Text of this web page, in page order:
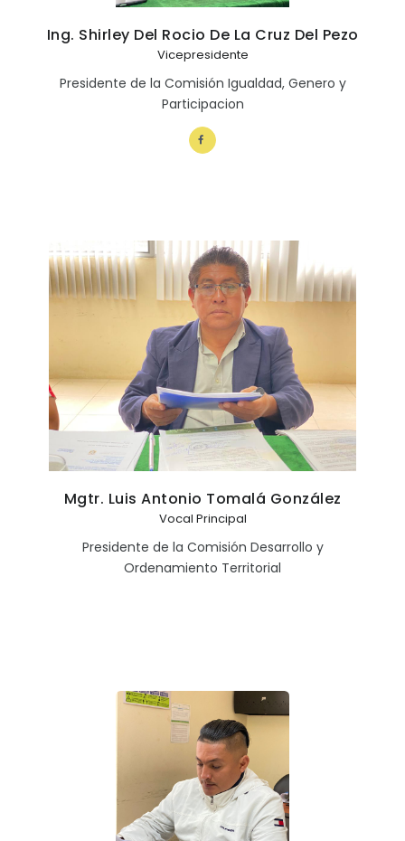
GESTIÓN ADMINISTRATIVA
Plan de desarrollo y Ordenamiento Territorial -
Plan Anual Contratación - PAC
Plan Operativo Anual - POA
Cédulas presupuestarias y balances
Procesos de contratación
Ejecución Presupuestaria
Obras y proyectos
Ing. Shirley Del Rocio De La Cruz Del Pezo
Vicepresidente
Presidente de la Comisión Igualdad, Genero y
Participacion
Mgtr. Luis Antonio Tomalá González
Vocal Principal
Presidente de la Comisión Desarrollo y
Ordenamiento Territorial